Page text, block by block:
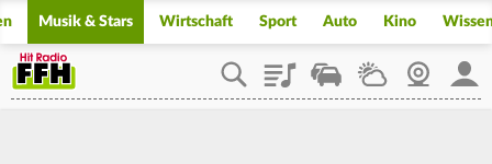
Musik & Stars Wirtschaft Sport Auto Kino
PlaylistStaupilotWetterWebcam